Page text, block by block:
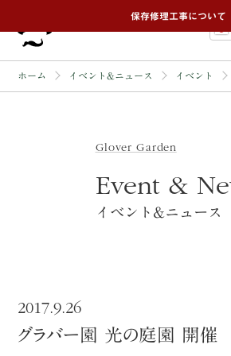
保存修理工事について
ホーム イベント&ニュース イベント
Glover Garden
Event &
イベント&ニュース
グラバー園 光の庭園 開催
2017.9.26